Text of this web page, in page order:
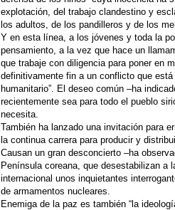
explotación, del trabajo clandestino y
los adultos, de los pandilleros y de los
Y en esta línea, a los jóvenes y toda la
pensamiento, a la vez que hace un
que trabaje con diligencia para poner en
definitivamente fin a un conflicto que
humanitario”. El deseo común –ha
recientemente sea para todo el pueblo
necesita.
También ha lanzado una invitación para
la continua carrera para producir y
Causan un gran desconcierto –ha
Península coreana, que desestabilizan a
internacional unos inquietantes
de armamentos nucleares.
Enemiga de la paz es también “la